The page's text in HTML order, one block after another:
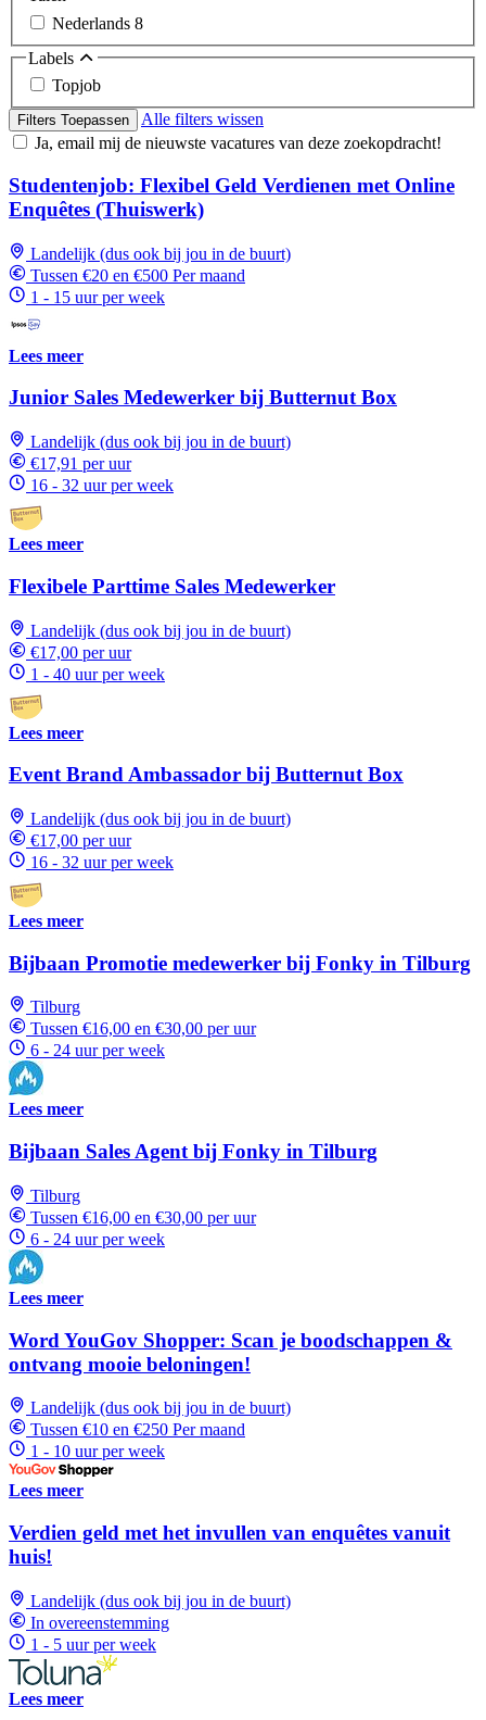
Nederlands 8
Labels
Topjob
Filters Toepassen
Alle filters wissen
Ja, email mij de nieuwste vacatures van deze zoekopdracht!
Studentenjob: Flexibel Geld Verdienen met Online
Enquêtes (Thuiswerk)
Landelijk (dus ook bij jou in de buurt)
Tussen €20 en €500 Per maand
1 - 15 uur per week
Lees meer
Junior Sales Medewerker bij Butternut Box
Landelijk (dus ook bij jou in de buurt)
€17,91 per uur
16 - 32 uur per week
Lees meer
Flexibele Parttime Sales Medewerker
Landelijk (dus ook bij jou in de buurt)
€17,00 per uur
1 - 40 uur per week
Lees meer
Event Brand Ambassador bij Butternut Box
Landelijk (dus ook bij jou in de buurt)
€17,00 per uur
16 - 32 uur per week
Lees meer
Bijbaan Promotie medewerker bij Fonky in Tilburg
Tilburg
Tussen €16,00 en €30,00 per uur
6 - 24 uur per week
Lees meer
Bijbaan Sales Agent bij Fonky in Tilburg
Tilburg
Tussen €16,00 en €30,00 per uur
6 - 24 uur per week
Lees meer
Word YouGov Shopper: Scan je boodschappen &
ontvang mooie beloningen!
Landelijk (dus ook bij jou in de buurt)
Tussen €10 en €250 Per maand
1 - 10 uur per week
Lees meer
Verdien geld met het invullen van enquêtes vanuit
huis!
Landelijk (dus ook bij jou in de buurt)
In overeenstemming
1 - 5 uur per week
Lees meer